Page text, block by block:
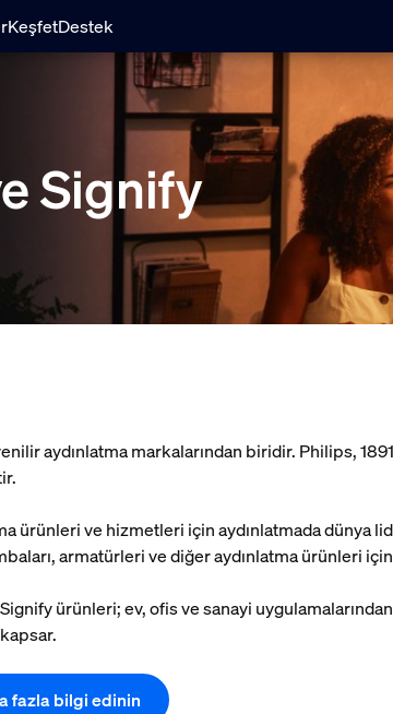
KeşfetDestek
Signify
aydınlatma markalarından biridir. Philips,
ürünleri ve hizmetleri için aydınlatmada dünya
armatürleri ve diğer aydınlatma ürünleri
Signify ürünleri; ev, ofis ve sanayi
fazla bilgi edinin